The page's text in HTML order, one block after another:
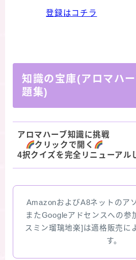
登録はコチラ
知識の宝庫(アロマハ
題集)
アロマハーブ知識に挑戦
クリックで開く
4択クイズを完全リニューアル
AmazonおよびA8ネットのア
またGoogleアドセンスへの参
スミン瑠璃地楽]は適格販売に
す。